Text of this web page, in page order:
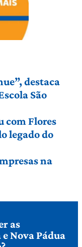
destaca
São
com Flores
legado do
na
as
Nova Pádua